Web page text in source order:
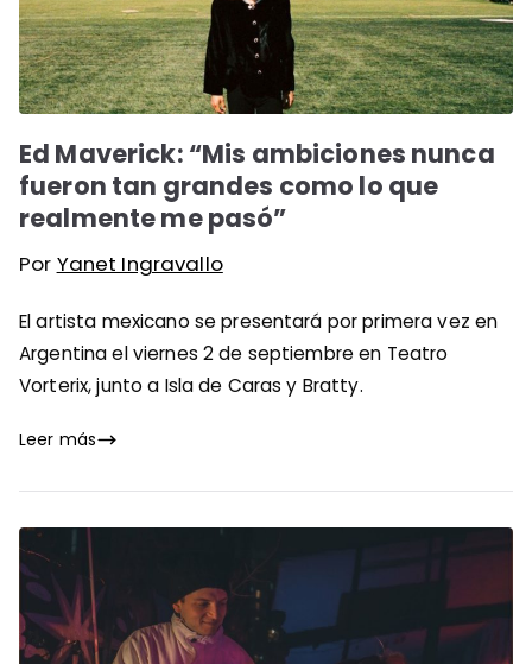
Ed Maverick: “Mis ambiciones nunca
fueron tan grandes como lo que
realmente me pasó”
Por Yanet Ingravallo
El artista mexicano se presentará por primera vez en
Argentina el viernes 2 de septiembre en Teatro
Vorterix, junto a Isla de Caras y Bratty.
Leer más